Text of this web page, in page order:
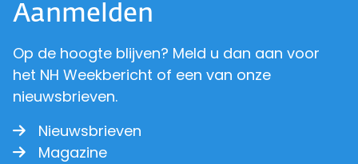
Aanmelden
Op de hoogte blijven? Meld u dan aan voor
het NH Weekbericht of een van onze
nieuwsbrieven.
Nieuwsbrieven
Magazine